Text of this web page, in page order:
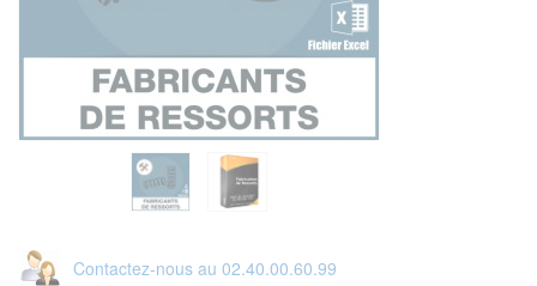
Contactez-nous au 02.40.00.60.99